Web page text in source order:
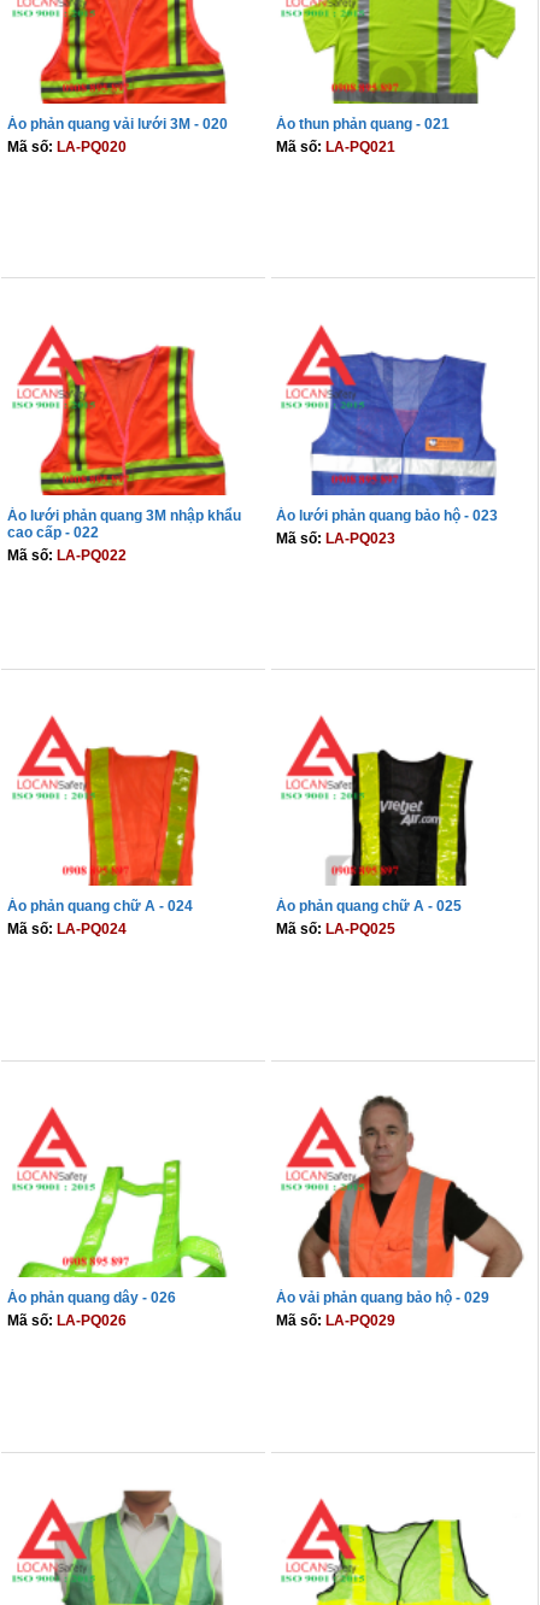
Áo phản quang vải lưới 3M - 020
Mã số: LA-PQ020
Áo thun phản quang - 021
Mã số: LA-PQ021
Áo lưới phản quang 3M nhập khẩu
cao cấp - 022
Mã số: LA-PQ022
Áo lưới phản quang bảo hộ - 023
Mã số: LA-PQ023
Áo phản quang chữ A - 024
Mã số: LA-PQ024
Áo phản quang chữ A - 025
Mã số: LA-PQ025
Áo phản quang dây - 026
Mã số: LA-PQ026
Áo vải phản quang bảo hộ - 029
Mã số: LA-PQ029